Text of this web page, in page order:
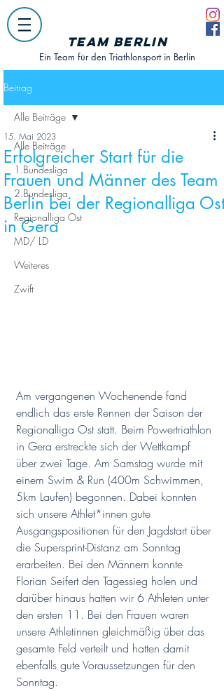
Team Berlin
Ein Team für den Triathlonsport in Berlin
Beitrag
Alle Beiträge
1.Bundesliga
2.Bundesliga
Regionalliga Ost
MD/ LD
Weiteres
Zwift
Alle Beiträge
Erfolgreicher Start für die
Frauen und Männer des Team
Berlin bei der Regionalliga Ost
in Gera
15. Mai 2023
Am vergangenen Wochenende fand
endlich das erste Rennen der Saison der
Regionalliga Ost statt. Beim Powertriathlon
in Gera erstreckte sich der Wettkampf
über zwei Tage. Am Samstag wurde mit
einem Swim & Run (400m Schwimmen,
5km Laufen) begonnen. Dabei konnten
sich unsere Athlet*innen gute
Ausgangspositionen für den Jagdstart über
die Supersprint-Distanz am Sonntag
erarbeiten. Bei den Männern konnte
Florian Seifert den Tagessieg holen und
darüber hinaus hatten wir 6 Athleten unter
den ersten 11. Bei den Frauen waren
unsere Athletinnen gleichmäßig über das
gesamte Feld verteilt und hatten damit
ebenfalls gute Voraussetzungen für den
Sonntag.